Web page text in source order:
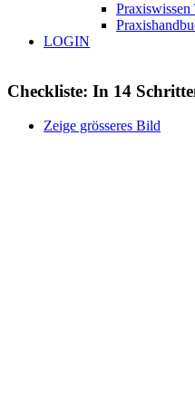
LOGIN
Checkliste: In 14
Zeige grösseres Bild